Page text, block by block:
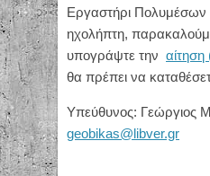
Εργαστήρι Πολυμέσων
ηχολήπτη,
υπογράψτε την αίτηση
θα πρέπει να
Υπεύθυνος: Γεώργιος
geobikas@libver.gr